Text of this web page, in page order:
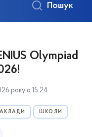
Пошук
Olympiad
року о 15:24
ШКОЛИ